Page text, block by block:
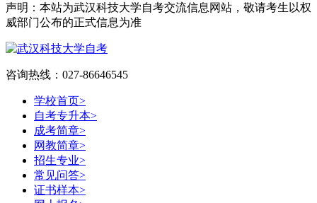
声明：本站为武汉科技大学自考交流信息网站，敬请考生以权
威部门公布的正式信息为准
咨询热线：027-86646545
学校首页>
自考专升本>
成考简章>
网教简章>
招生专业>
常见问答>
证书样本>